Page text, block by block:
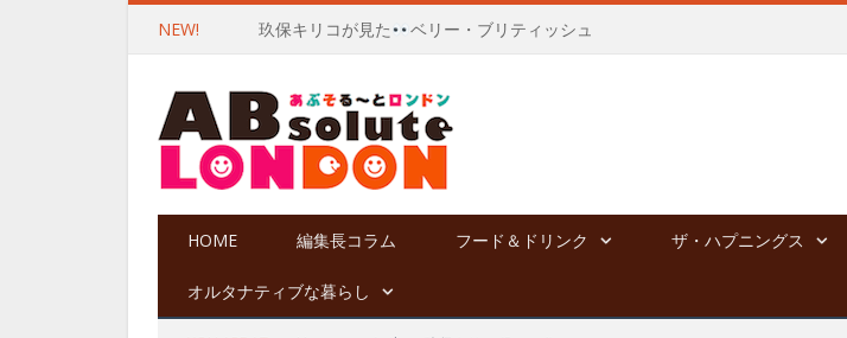
NEW! 玖保キリコが見た ベリー・ブリティッシュ
HOME 編集長コラム フード＆ドリンク ザ・ハプニングス
オルタナティブな暮らし